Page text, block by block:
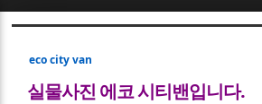
eco city van
실물사진 에코 시티밴입니다.
Sketchbook5, 스케치북5